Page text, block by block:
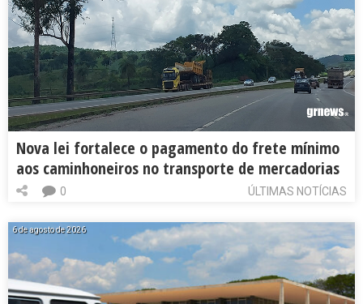
Nova lei fortalece o pagamento do frete mínimo
aos caminhoneiros no transporte de mercadorias
ÚLTIMAS NOTÍCIAS
0
6 de agosto de 2026